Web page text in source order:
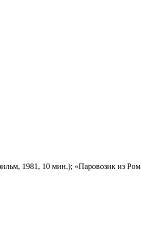
1981, 10 мин.); «Паровозик из